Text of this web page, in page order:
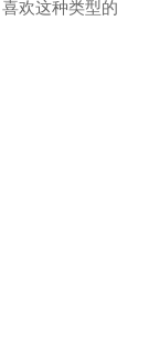
欢这种类型的